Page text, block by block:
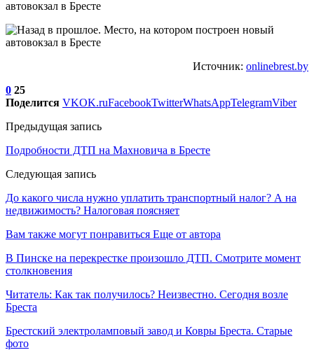
Источник: onlinebrest.by
0 25
Поделится VKOK.ruFacebookTwitterWhatsAppTelegramViber
Предыдущая запись
Подробности ДТП на Махновича в Бресте
Следующая запись
До какого числа нужно уплатить транспортный налог? А на
недвижимость? Налоговая поясняет
Вам также могут понравиться Еще от автора
В Пинске на перекрестке произошло ДТП. Смотрите момент
столкновения
Читатель: Как так получилось? Неизвестно. Сегодня возле
Бреста
Брестский электроламповый завод и Ковры Бреста. Старые
фото